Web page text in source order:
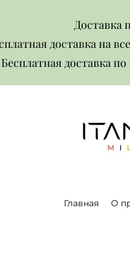
Доставка
доставка на
Бесплатная доставка
Главная О